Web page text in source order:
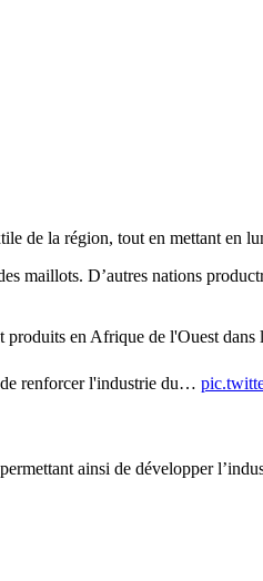
de la région, tout en mettant en
D’autres nations
en Afrique de l'Ouest
renforcer l'industrie du…
ainsi de développer